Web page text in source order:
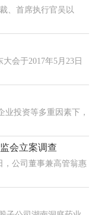
、首席执行官吴以
会于2017年5月23日
业投资等多重因素下，
会立案调查
，公司董事兼高管翁惠